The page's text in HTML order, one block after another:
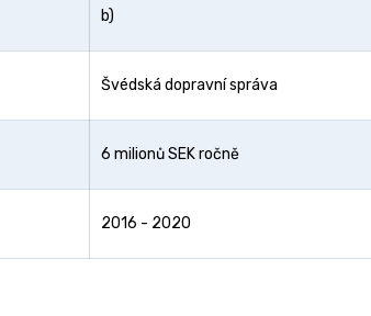
b)
Švédská dopravní správa
6 milionů SEK ročně
2016 - 2020